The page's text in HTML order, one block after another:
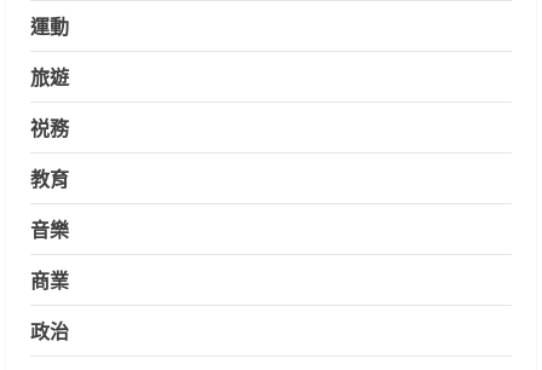
運動
旅遊
祱務
教育
音樂
商業
政治